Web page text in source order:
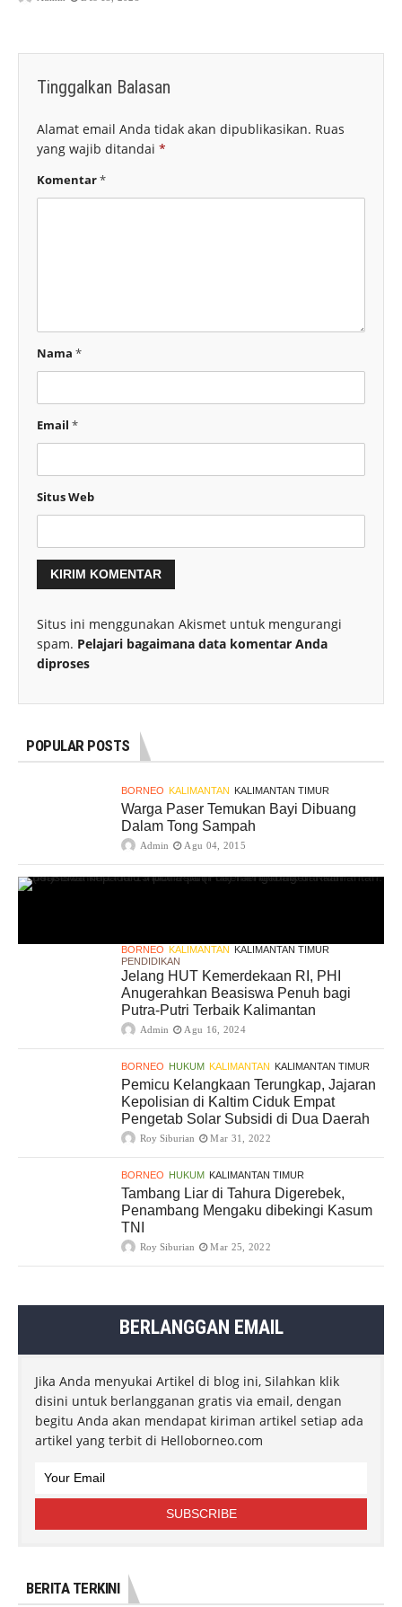
Tinggalkan Balasan
Alamat email Anda tidak akan dipublikasikan. Ruas
yang wajib ditandai *
Komentar*
Nama *
Email *
Situs Web
Situs ini menggunakan Akismet untuk mengurangi
spam. Pelajari bagaimana data komentar Anda
diproses
POPULAR POSTS
BORNEO KALIMANTAN KALIMANTAN TIMUR
Warga Paser Temukan Bayi Dibuang
Dalam Tong Sampah
Admin Agu 04, 2015
BORNEO KALIMANTAN KALIMANTAN TIMUR
PENDIDIKAN
Jelang HUT Kemerdekaan RI, PHI
Anugerahkan Beasiswa Penuh bagi
Putra-Putri Terbaik Kalimantan
Admin Agu 16, 2024
BORNEO HUKUM KALIMANTAN KALIMANTAN TIMUR
Pemicu Kelangkaan Terungkap, Jajaran
Kepolisian di Kaltim Ciduk Empat
Pengetab Solar Subsidi di Dua Daerah
Roy Siburian Mar 31, 2022
BORNEO HUKUM KALIMANTAN TIMUR
Tambang Liar di Tahura Digerebek,
Penambang Mengaku dibekingi Kasum
TNI
Roy Siburian Mar 25, 2022
BERLANGGAN EMAIL
Jika Anda menyukai Artikel di blog ini, Silahkan klik
disini untuk berlangganan gratis via email, dengan
begitu Anda akan mendapat kiriman artikel setiap ada
artikel yang terbit di Helloborneo.com
BERITA TERKINI